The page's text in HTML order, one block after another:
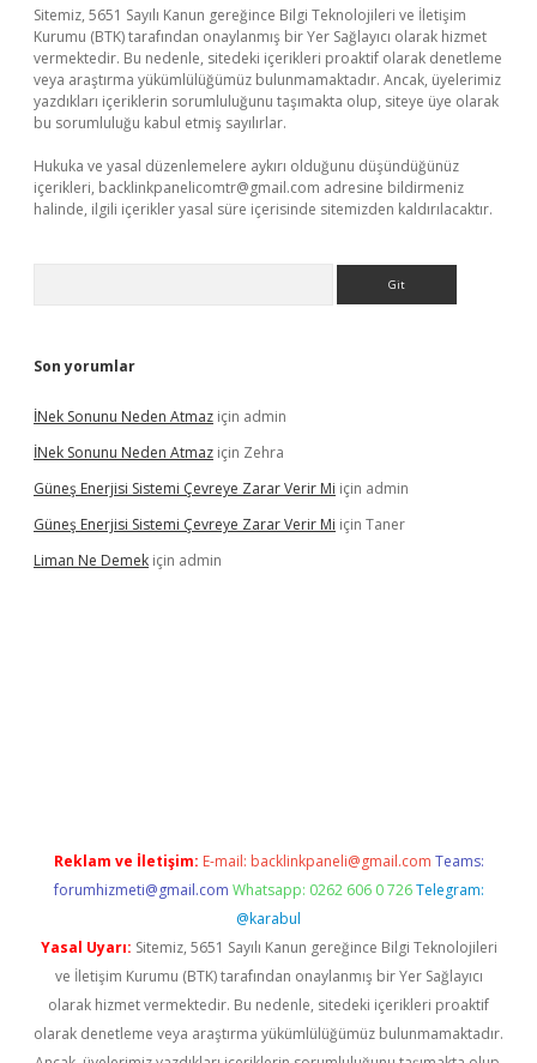
Sitemiz, 5651 Sayılı Kanun gereğince Bilgi Teknolojileri ve İletişim
Kurumu (BTK) tarafından onaylanmış bir Yer Sağlayıcı olarak hizmet
vermektedir. Bu nedenle, sitedeki içerikleri proaktif olarak denetleme
veya araştırma yükümlülüğümüz bulunmamaktadır. Ancak, üyelerimiz
yazdıkları içeriklerin sorumluluğunu taşımakta olup, siteye üye olarak
bu sorumluluğu kabul etmiş sayılırlar.
Hukuka ve yasal düzenlemelere aykırı olduğunu düşündüğünüz
içerikleri, backlinkpanelicomtr@gmail.com adresine bildirmeniz
halinde, ilgili içerikler yasal süre içerisinde sitemizden kaldırılacaktır.
Son yorumlar
İNek Sonunu Neden Atmaz için admin
İNek Sonunu Neden Atmaz için Zehra
Güneş Enerjisi Sistemi Çevreye Zarar Verir Mi için admin
Güneş Enerjisi Sistemi Çevreye Zarar Verir Mi için Taner
Liman Ne Demek için admin
Reklam ve İletişim: E-mail: backlinkpaneli@gmail.com Teams:
forumhizmeti@gmail.com Whatsapp: 0262 606 0 726 Telegram:
@karabul
Yasal Uyarı: Sitemiz, 5651 Sayılı Kanun gereğince Bilgi Teknolojileri
ve İletişim Kurumu (BTK) tarafından onaylanmış bir Yer Sağlayıcı
olarak hizmet vermektedir. Bu nedenle, sitedeki içerikleri proaktif
olarak denetleme veya araştırma yükümlülüğümüz bulunmamaktadır.